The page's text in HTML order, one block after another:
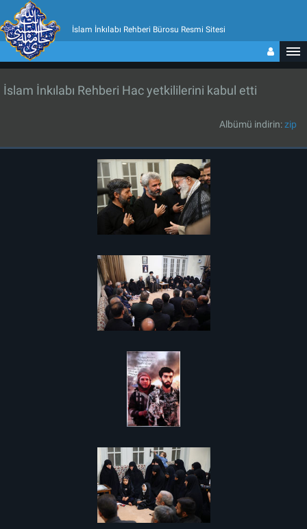
İslam İnkılabı Rehberi Bürosu Resmi Sitesi
İslam İnkılabı Rehberi Hac yetkililerini kabul etti
Albümü indirin:zip